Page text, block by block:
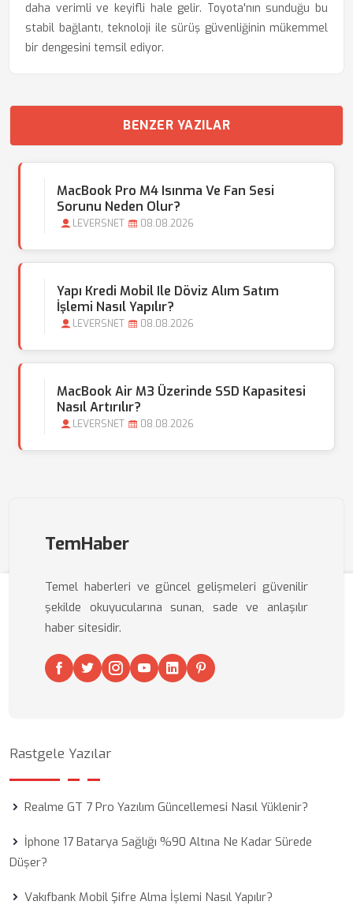
daha verimli ve keyifli hale gelir. Toyota'nın sunduğu bu
stabil bağlantı, teknoloji ile sürüş güvenliğinin mükemmel
bir dengesini temsil ediyor.
BENZER YAZILAR
MacBook Pro M4 Isınma Ve Fan Sesi
Sorunu Neden Olur?
LEVERSNET 08.08.2026
Yapı Kredi Mobil Ile Döviz Alım Satım
İşlemi Nasıl Yapılır?
LEVERSNET 08.08.2026
MacBook Air M3 Üzerinde SSD Kapasitesi
Nasıl Artırılır?
LEVERSNET 08.08.2026
TemHaber
Temel haberleri ve güncel gelişmeleri güvenilir
şekilde okuyucularına sunan, sade ve anlaşılır
haber sitesidir.
Rastgele Yazılar
Realme GT 7 Pro Yazılım Güncellemesi Nasıl Yüklenir?
İphone 17 Batarya Sağlığı %90 Altına Ne Kadar Sürede
Düşer?
Vakıfbank Mobil Şifre Alma İşlemi Nasıl Yapılır?